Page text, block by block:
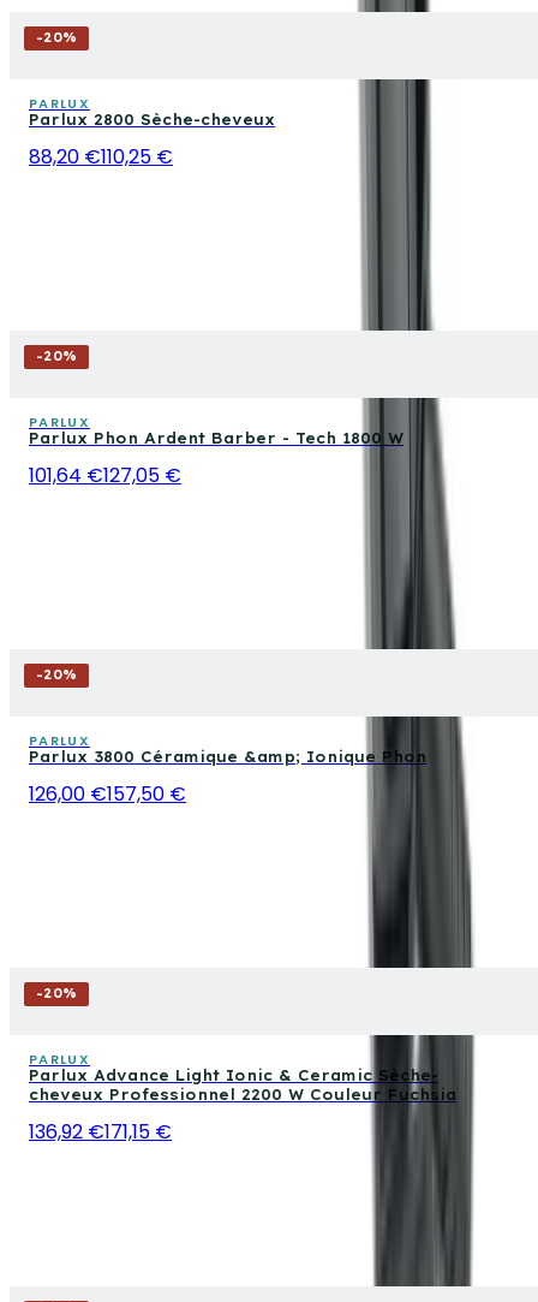
-20%
PARLUX
Parlux 2800 Sèche-cheveux
88,20 €110,25 €
-20%
PARLUX
Parlux Phon Ardent Barber - Tech 1800 W
101,64 €127,05 €
-20%
PARLUX
Parlux 3800 Céramique &amp; Ionique Phon
126,00 €157,50 €
-20%
PARLUX
Parlux Advance Light Ionic & Ceramic Sèche-
cheveux Professionnel 2200 W Couleur Fuchsia
136,92 €171,15 €